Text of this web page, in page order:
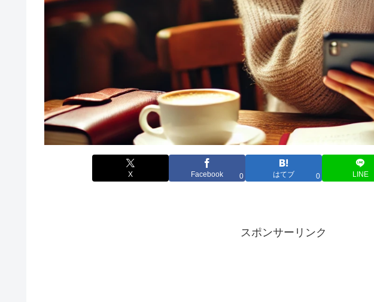
X Facebook 0 はてブ 0 LINE
スポンサーリンク